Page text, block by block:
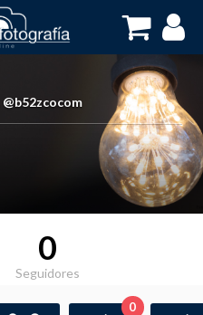
@b52zcocom
0
Seguidores
0